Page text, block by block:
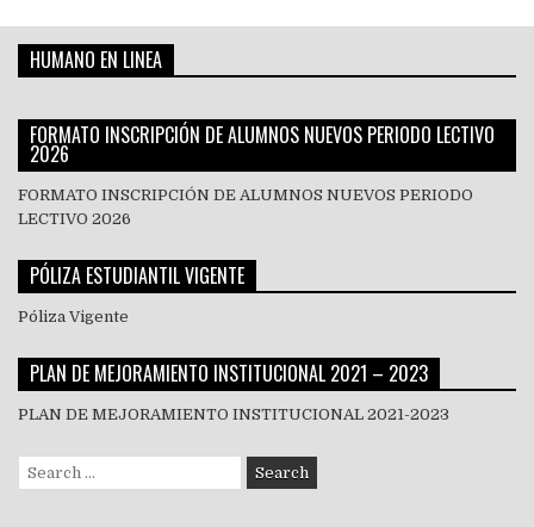
HUMANO EN LINEA
FORMATO INSCRIPCIÓN DE ALUMNOS NUEVOS PERIODO LECTIVO
2026
FORMATO INSCRIPCIÓN DE ALUMNOS NUEVOS PERIODO
LECTIVO 2026
PÓLIZA ESTUDIANTIL VIGENTE
Póliza Vigente
PLAN DE MEJORAMIENTO INSTITUCIONAL 2021 – 2023
PLAN DE MEJORAMIENTO INSTITUCIONAL 2021-2023
Search
for: